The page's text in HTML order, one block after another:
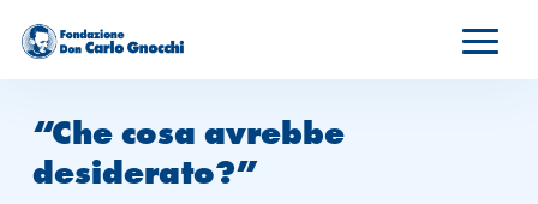
“Che cosa avrebbe
desiderato?”